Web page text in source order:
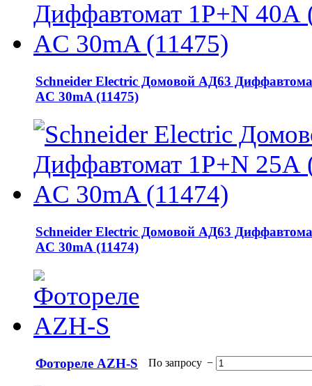
Schneider Electric Домовой АД63
AC 30mA (11475)
Schneider Electric Домовой АД63
AC 30mA (11474)
Фотореле AZH-S По запросу −